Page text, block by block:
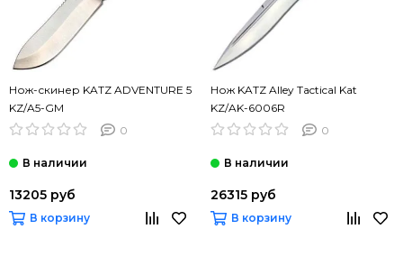
Нож-скинер KATZ ADVENTURE 5
KZ/A5-GM
0
13205 руб
В корзину
Нож KATZ Alley Tactical Kat
KZ/AK-6006R
0
26315 руб
В корзину